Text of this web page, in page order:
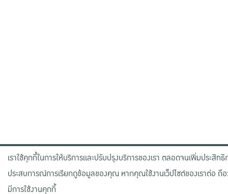
เราใช้คุกกี้ในการให้บริการและปรับปรุงบริการของเรา ตลอดจนเพิ่มประสิท
ประสบการณ์การเรียกดูข้อมูลของคุณ หากคุณใช้งานเว็ปไซต์ของเราต่อ
มีการใช้งานคุกกี้